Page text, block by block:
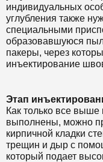
индивидуальных
углубления также
специальными
образовавшуюся
пакеры, через
инъектирование
Этап
Как только все
выполнены, можно
кирпичной кладки
трещин и дыр с
который подает